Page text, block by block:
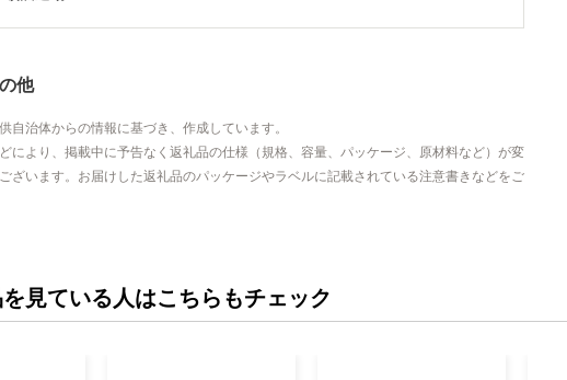
他
自治体からの情報に基づき、作成しています。
により、掲載中に予告なく返礼品の仕様（規格、容量、パッケージ、原材料など）が変
ざいます。お届けした返礼品のパッケージやラベルに記載されている注意書きなどをご
見ている人はこちらもチェック